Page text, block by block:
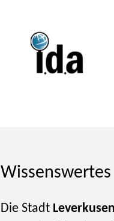
Die Stadt Leverkusen